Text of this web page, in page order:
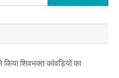
for:
किया शिवभक्त कांवड़ियों का